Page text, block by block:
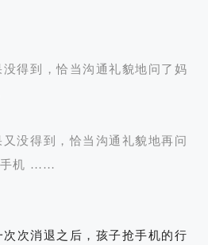
得到，恰当沟通礼貌地问了妈
没得到，恰当沟通礼貌地再问
机 ……
次消退之后，孩子抢手机的行